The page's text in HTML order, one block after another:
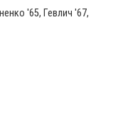
'65, Гевлич '67,